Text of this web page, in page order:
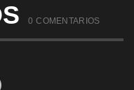
0 COMENTARIOS